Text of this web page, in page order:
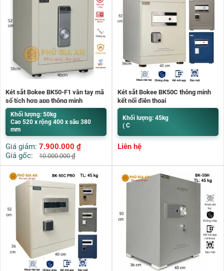
Két sắt Bokee BK50-F1 vân tay mã
số tích hợp app thông minh
Khối lượng: 50kg
Cao 520 x rộng 400 x sâu 380
mm
Giá giảm: 7.900.000 ₫
Giá gốc:
10.000.000₫
Két sắt Bokee BK50C thông minh
kết nối điện thoại
Khối lượng: 45kg
( C
Liên hệ